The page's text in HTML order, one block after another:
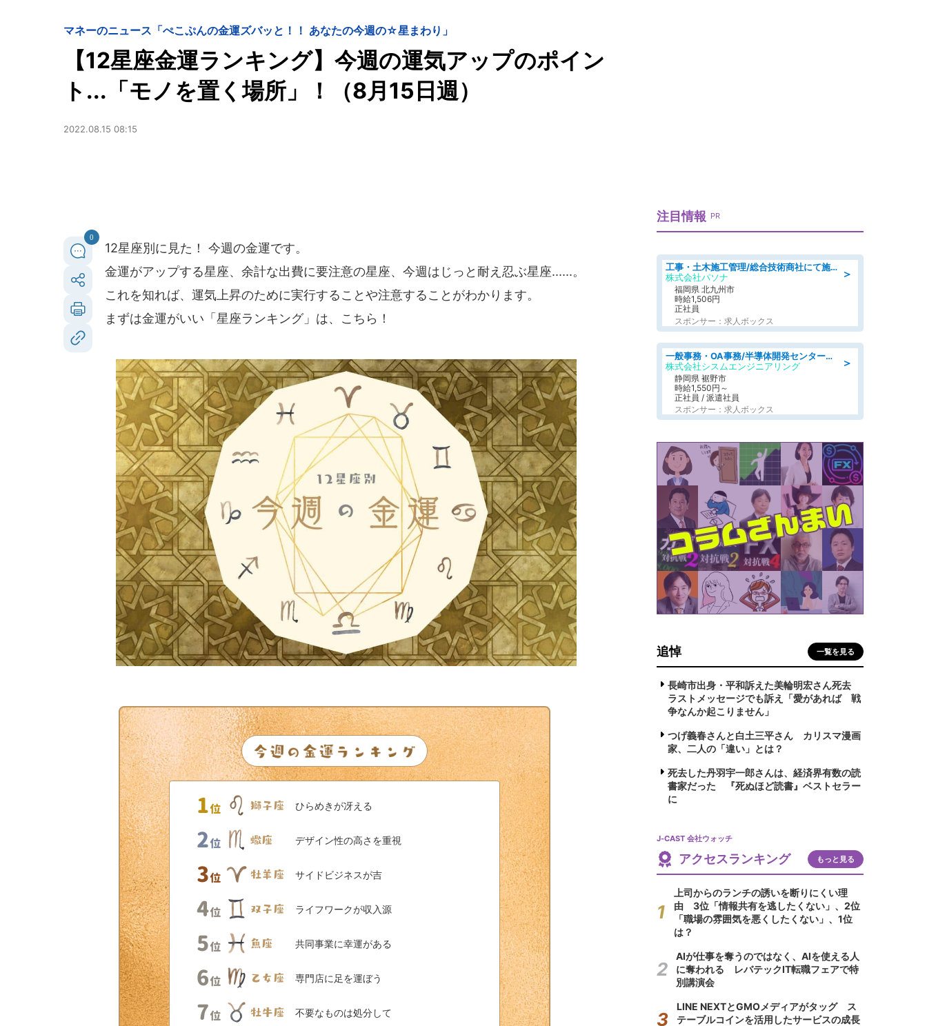
マネーのニュース 「ぺこぷんの金運ズバッと！！ あなたの今週の☆星まわり」
【12星座金運ランキング】今週の運気アップのポイン
ト...「モノを置く場所」！（8月15日週）
2022.08.15 08:15
0
12星座別に見た！ 今週の金運です。
金運がアップする星座、余計な出費に要注意の星座、今週はじっと耐え忍ぶ星座......。
これを知れば、運気上昇のために実行することや注意することがわかります。
まずは金運がいい「星座ランキング」は、こちら！
ひらめきが冴える
デザイン性の高さを重視
サイドビジネスが吉
ライフワークが収入源
共同事業に幸運がある
専門店に足を運ぼう
不要なものは処分して
注目情報 PR
＞
工事・土木施工管理/総合技術商社にて施工管理のお仕事/即日勤務可/車通勤可/工事・土木施工管理/生産・品質管理
株式会社パソナ
福岡県 北九州市
時給1,506円
正社員
スポンサー：求人ボックス
＞
一般事務・OA事務/半導体開発センター内で事務&軽作業スタッフ、募集
株式会社シスムエンジニアリング
静岡県 裾野市
時給1,550円～
正社員 / 派遣社員
スポンサー：求人ボックス
追悼 一覧を見る
長崎市出身・平和訴えた美輪明宏さん死去
ラストメッセージでも訴え「愛があれば 戦
争なんか起こりません」
つげ義春さんと白土三平さん カリスマ漫画
家、二人の「違い」とは？
死去した丹羽宇一郎さんは、経済界有数の読
書家だった 『死ぬほど読書』ベストセラー
に
J-CAST 会社ウォッチ
アクセスランキング もっと見る
上司からのランチの誘いを断りにくい理
由 3位「情報共有を逃したくない」、2位
「職場の雰囲気を悪くしたくない」、1位
は？
AIが仕事を奪うのではなく、AIを使える人
に奪われる レバテックIT転職フェアで特
別講演会
LINE NEXTとGMOメディアがタッグ ス
テーブルコインを活用したサービスの成長